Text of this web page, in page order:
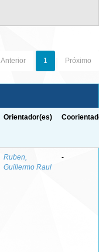
Anterior 1 Próximo
Orientador(es)
Ruben,
Guillermo Raul
-